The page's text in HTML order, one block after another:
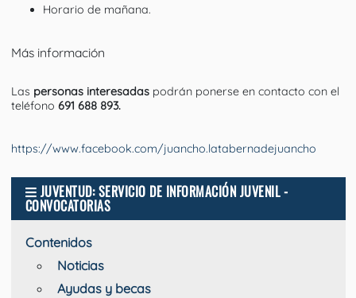
Horario de mañana.
Más información
Las personas interesadaspodrán ponerse en contacto con el
teléfono 691 688 893.
https://www.facebook.com/juancho.latabernadejuancho
JUVENTUD: SERVICIO DE INFORMACIÓN JUVENIL -
CONVOCATORIAS
Contenidos
Noticias
Ayudas y becas